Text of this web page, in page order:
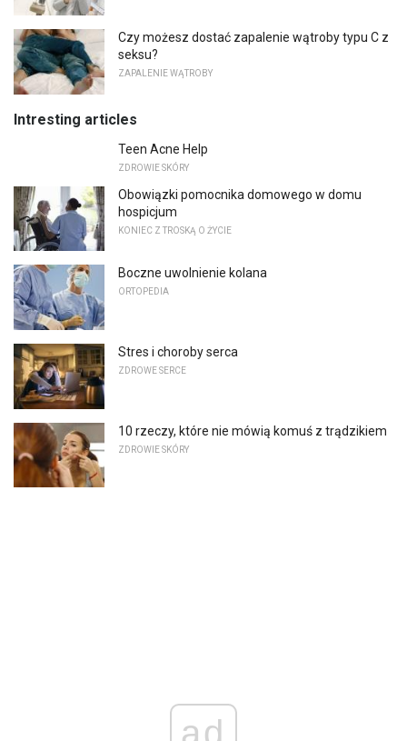
Czy możesz dostać zapalenie wątroby typu C z
seksu?
ZAPALENIE WĄTROBY
Intresting articles
Teen Acne Help
ZDROWIE SKÓRY
Obowiązki pomocnika domowego w domu
hospicjum
KONIEC Z TROSKĄ O ŻYCIE
Boczne uwolnienie kolana
ORTOPEDIA
Stres i choroby serca
ZDROWE SERCE
10 rzeczy, które nie mówią komuś z trądzikiem
ZDROWIE SKÓRY